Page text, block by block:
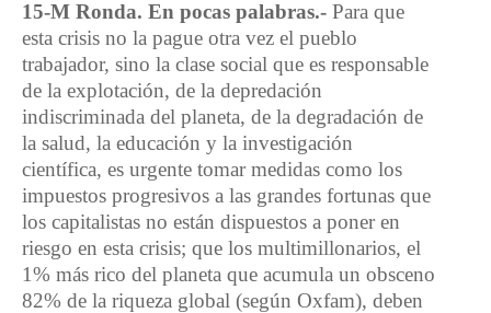
15-M Ronda. En pocas palabras.- Para que
esta crisis no la pague otra vez el pueblo
trabajador, sino la clase social que es responsable
de la explotación, de la depredación
indiscriminada del planeta, de la degradación de
la salud, la educación y la investigación
científica, es urgente tomar medidas como los
impuestos progresivos a las grandes fortunas que
los capitalistas no están dispuestos a poner en
riesgo en esta crisis; que los multimillonarios, el
1% más rico del planeta que acumula un obsceno
82% de la riqueza global (según Oxfam), deben